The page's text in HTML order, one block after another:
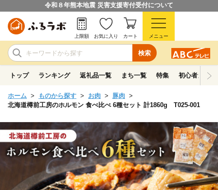
令和８年熊本地震 災害支援寄付受付について
検索
上限額 お気に入り カート メニュー
トップ ランキング 返礼品一覧 まち一覧 特集 初心者ガイド
ホーム ものから探す お肉
豚肉
北海道樽前工房のホルモン 食べ比べ 6種セット 計1860g T025-001